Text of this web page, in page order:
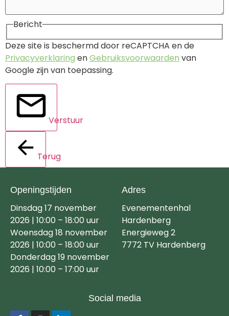
Bericht
Deze site is beschermd door reCAPTCHA en de
Privacyverklaring enGebruiksvoorwaarden van
Google zijn van toepassing.
Verstuur
Terug
Openingstijden
Dinsdag 17 november
2026 | 10:00 – 18:00 uur
Woensdag 18 november
2026 | 10:00 – 18:00 uur
Donderdag 19 november
2026 | 10:00 – 17:00 uur
Adres
Evenementenhal
Hardenberg
Energieweg 2
7772 TV Hardenberg
Social media